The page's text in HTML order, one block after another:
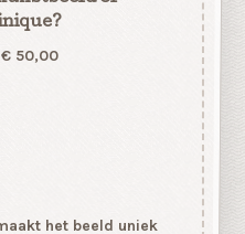
50,00
het beeld uniek